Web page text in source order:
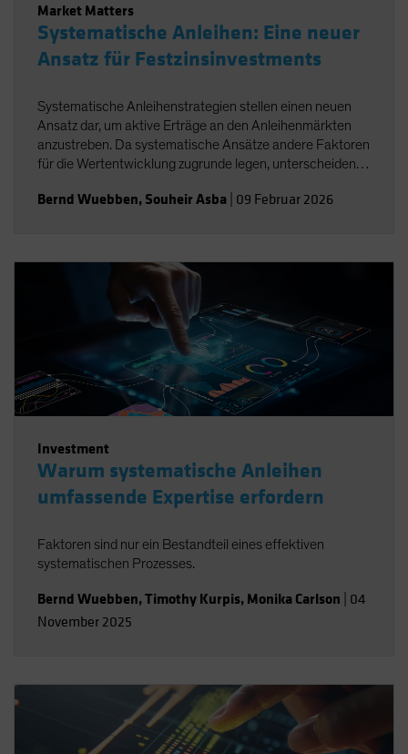
Market Matters
Systematische Anleihen: Eine neuer
Ansatz für Festzinsinvestments
Systematische Anleihenstrategien stellen einen neuen
Ansatz dar, um aktive Erträge an den Anleihenmärkten
anzustreben. Da systematische Ansätze andere Faktoren
für die Wertentwicklung zugrunde legen, unterscheiden
traditioneller aktiver Strategien und können diese
Bernd Wuebben, Souheir Asba 09 Februar 2026
Investment
Warum systematische Anleihen
umfassende Expertise erfordern
Faktoren sind nur ein Bestandteil eines effektiven
systematischen Prozesses.
Bernd Wuebben,Timothy Kurpis, Monika Carlson 04
November 2025